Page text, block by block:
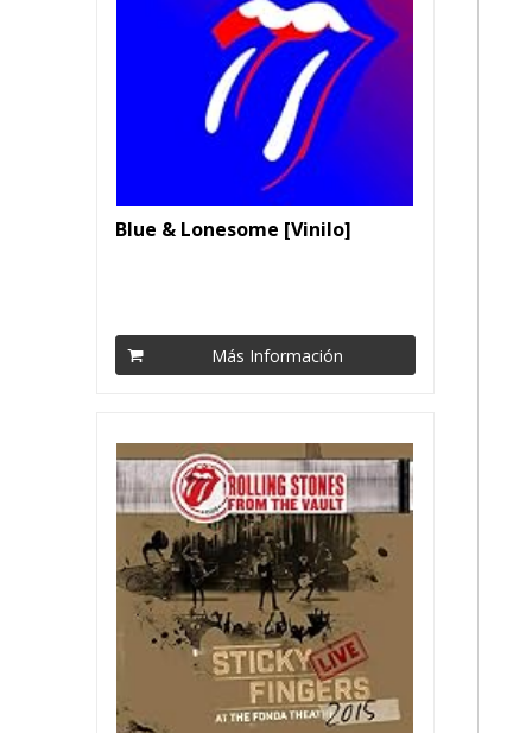
Blue & Lonesome [Vinilo]
Más Información